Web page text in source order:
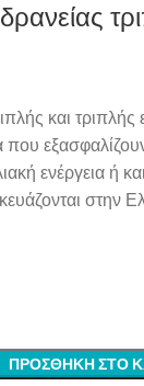
και τριπλής
που
ενέργεια ή
στην
ΠΡΟΣΘΗΚΗ ΣΤΟ